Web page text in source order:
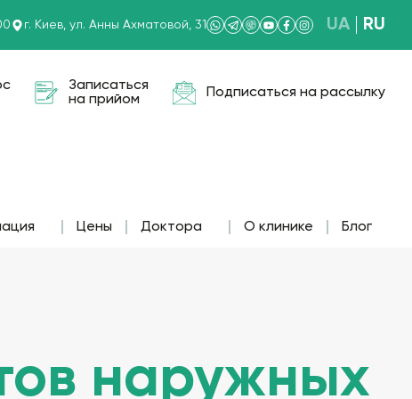
г. Киев, ул. Анны Ахматовой, 31 UA RU
Записаться
на прийом
Подписаться на рассылку
Цены Доктора О клинике Блог
наружных